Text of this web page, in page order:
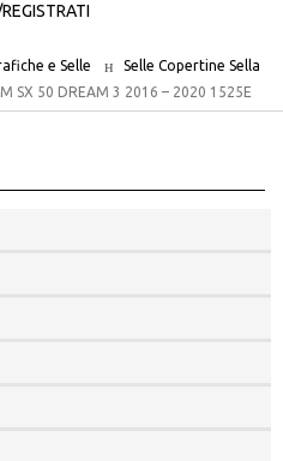
e Selle
Selle Copertine Sella
SX 50 DREAM 3 2016 – 2020 1525E